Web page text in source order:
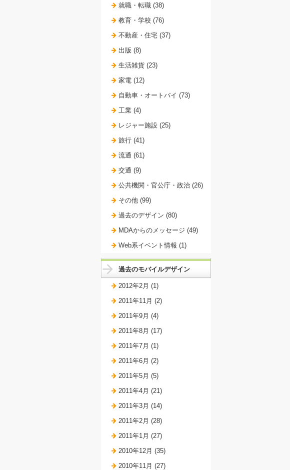
就職・転職 (38)
教育・学校 (76)
不動産・住宅 (37)
出版 (8)
生活雑貨 (23)
家電 (12)
自動車・オートバイ (73)
工業 (4)
レジャー施設 (25)
旅行 (41)
流通 (61)
交通 (9)
公共機関・官公庁・政治 (26)
その他 (99)
過去のデザイン (80)
MDAからのメッセージ (49)
Web系イベント情報 (1)
過去のモバイルデザイン
2012年2月 (1)
2011年11月 (2)
2011年9月 (4)
2011年8月 (17)
2011年7月 (1)
2011年6月 (2)
2011年5月 (5)
2011年4月 (21)
2011年3月 (14)
2011年2月 (28)
2011年1月 (27)
2010年12月 (35)
2010年11月 (27)